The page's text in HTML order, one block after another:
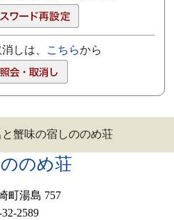
しは、 こちらから
蟹味の宿しののめ荘
町湯島 757
2589